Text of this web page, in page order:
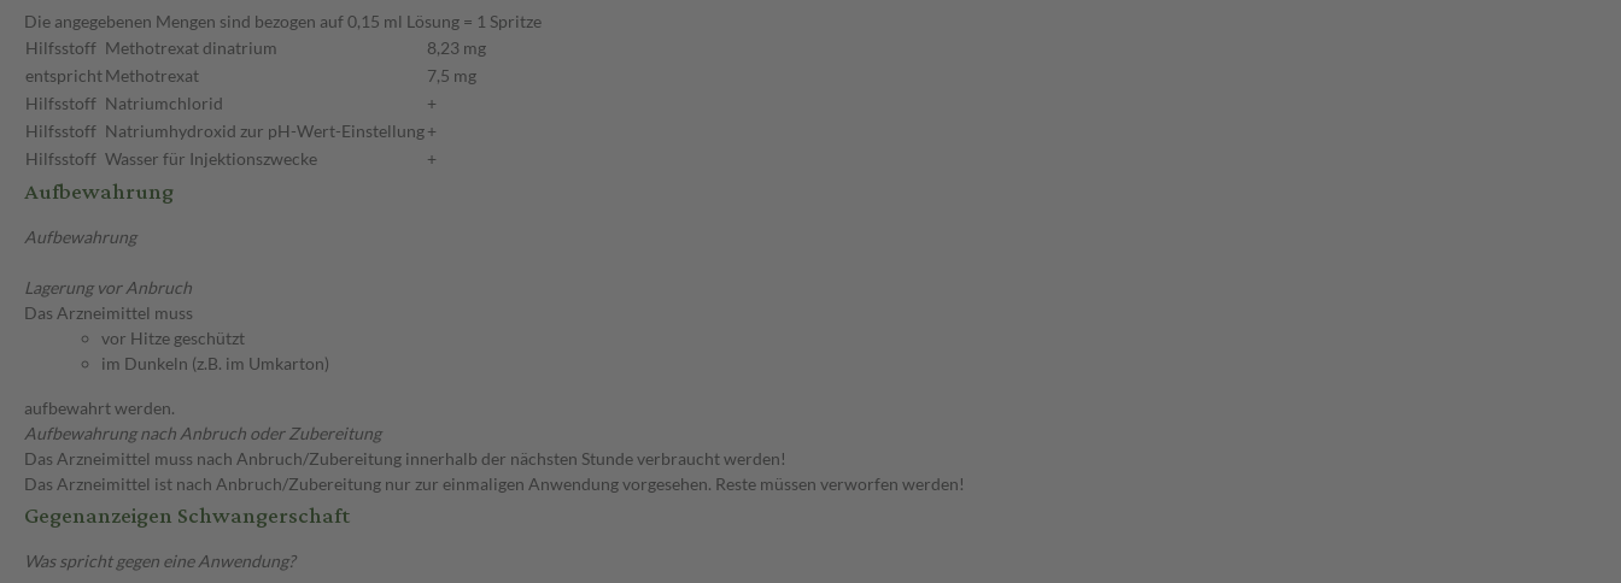
Die angegebenen Mengen sind bezogen auf 0,15 ml Lösung = 1 Spritze
Hilfsstoff Methotrexat dinatrium
8,23 mg
entsprichtMethotrexat
7,5 mg
Hilfsstoff Natriumchlorid
+
Hilfsstoff Natriumhydroxid zur pH-Wert-Einstellung+
Hilfsstoff Wasser für Injektionszwecke +
Aufbewahrung
Aufbewahrung
Lagerung vor Anbruch
Das Arzneimittel muss
vor Hitze geschützt
im Dunkeln (z.B. im Umkarton)
aufbewahrt werden.
Aufbewahrung nach Anbruch oder Zubereitung
Das Arzneimittel muss nach Anbruch/Zubereitung innerhalb der nächsten Stunde verbraucht werden!
Das Arzneimittel ist nach Anbruch/Zubereitung nur zur einmaligen Anwendung vorgesehen. Reste müssen verworfen werden!
Gegenanzeigen Schwangerschaft
Was spricht gegen eine Anwendung?